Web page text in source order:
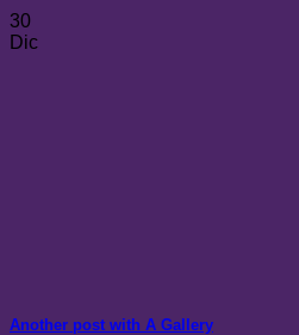
30
Dic
Another post with A Gallery